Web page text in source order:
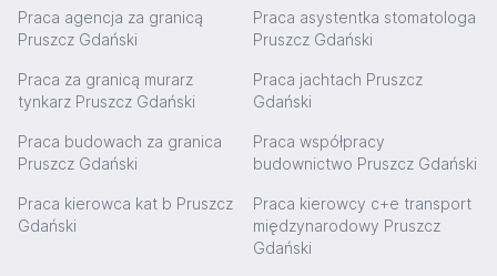
Praca agencja za granicą
Pruszcz Gdański
Praca asystentka stomatologa
Pruszcz Gdański
Praca za granicą murarz
tynkarz Pruszcz Gdański
Praca jachtach Pruszcz
Gdański
Praca budowach za granica
Pruszcz Gdański
Praca współpracy
budownictwo Pruszcz Gdański
Praca kierowca kat b Pruszcz
Gdański
Praca kierowcy c+e transport
międzynarodowy Pruszcz
Gdański